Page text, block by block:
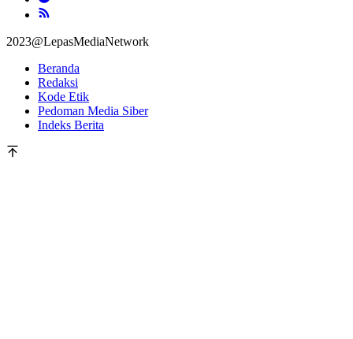
2023@LepasMediaNetwork
Beranda
Redaksi
Kode Etik
Pedoman Media Siber
Indeks Berita